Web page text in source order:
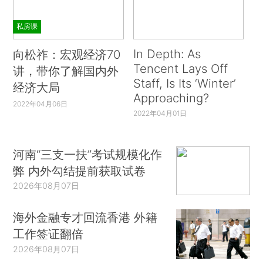
私房课
向松祚：宏观经济70
讲，带你了解国内外
经济大局
2022年04月06日
In Depth: As
Tencent Lays Off
Staff, Is Its ‘Winter’
Approaching?
2022年04月01日
河南“三支一扶”考试规模化作
弊 内外勾结提前获取试卷
2026年08月07日
海外金融专才回流香港 外籍
工作签证翻倍
2026年08月07日